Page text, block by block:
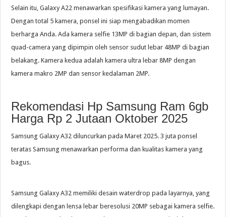
Selain itu, Galaxy A22 menawarkan spesifikasi kamera yang lumayan.
Dengan total 5 kamera, ponsel ini siap mengabadikan momen
berharga Anda. Ada kamera selfie 13MP di bagian depan, dan sistem
quad-camera yang dipimpin oleh sensor sudut lebar 48MP di bagian
belakang. Kamera kedua adalah kamera ultra lebar 8MP dengan
kamera makro 2MP dan sensor kedalaman 2MP.
Rekomendasi Hp Samsung Ram 6gb
Harga Rp 2 Jutaan Oktober 2025
Samsung Galaxy A32 diluncurkan pada Maret 2025. 3 juta ponsel
teratas Samsung menawarkan performa dan kualitas kamera yang
bagus.
Samsung Galaxy A32 memiliki desain waterdrop pada layarnya, yang
dilengkapi dengan lensa lebar beresolusi 20MP sebagai kamera selfie.